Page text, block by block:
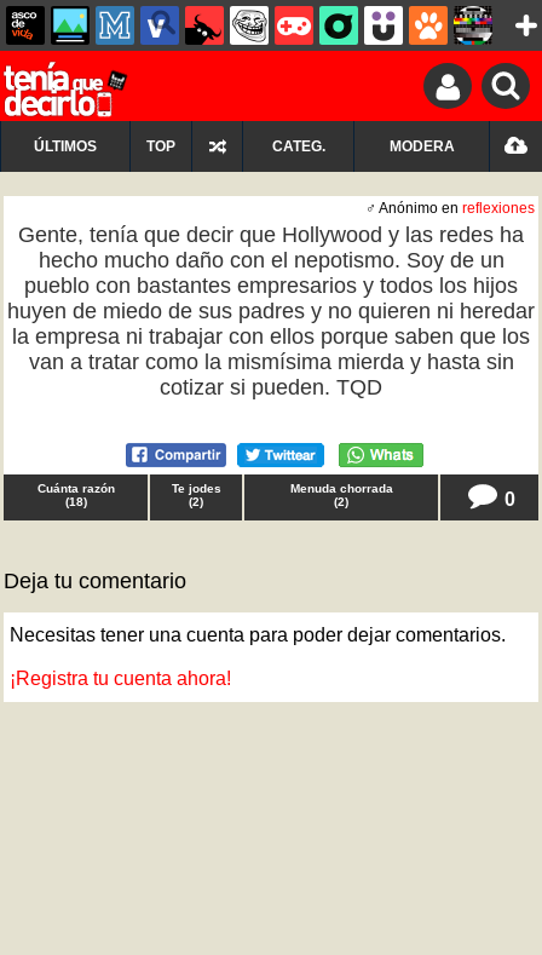
ÚLTIMOS TOP CATEG. MODERA
♂ Anónimo en reflexiones
Gente, tenía que decir que Hollywood y las redes ha
hecho mucho daño con el nepotismo. Soy de un
pueblo con bastantes empresarios y todos los hijos
huyen de miedo de sus padres y no quieren ni heredar
la empresa ni trabajar con ellos porque saben que los
van a tratar como la mismísima mierda y hasta sin
cotizar si pueden. TQD
Cuánta razón
(18)
Te jodes
(2)
Menuda chorrada
(2) 0
Deja tu comentario
Necesitas tener una cuenta para poder dejar comentarios.
¡Registra tu cuenta ahora!